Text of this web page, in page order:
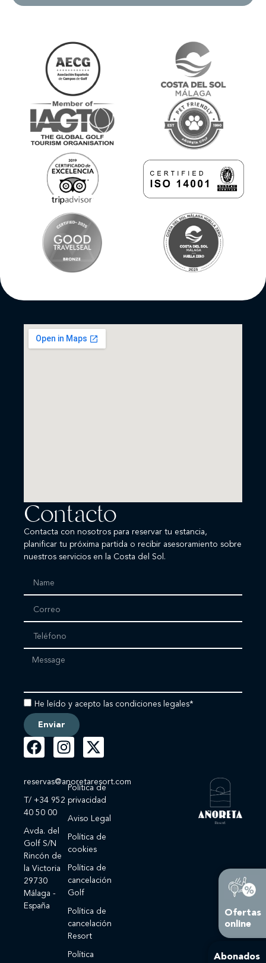
Contacto
Contacta con nosotros para reservar tu estancia,
planificar tu próxima partida o recibir asesoramiento sobre
nuestros servicios en la Costa del Sol.
He leído y acepto las condiciones legales*
Enviar
reservas@anoretaresort.com
T/ +34 952
40 50 00
Avda. del
Golf S/N
Rincón de
la Victoria
29730
Málaga -
España
Política de
privacidad
Aviso Legal
Política de
cookies
Política de
cancelación
Golf
Política de
cancelación
Resort
Política
Ofertas
online
Abonados